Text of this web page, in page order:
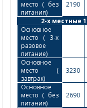
место ( без
питания)
2190
2-х местные
Основное
место ( 3-х
разовое
питание)
Основное
место (
завтрак)
3230
Основное
место ( без
питания)
2690